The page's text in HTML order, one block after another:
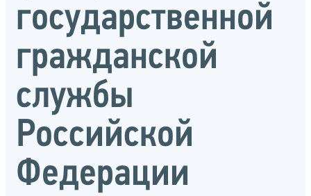
государственной
гражданской
службы
Российской
Федерации